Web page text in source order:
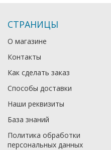
СТРАНИЦЫ
О магазине
Контакты
Как сделать заказ
Способы доставки
Наши реквизиты
База знаний
Политика обработки
персональных данных